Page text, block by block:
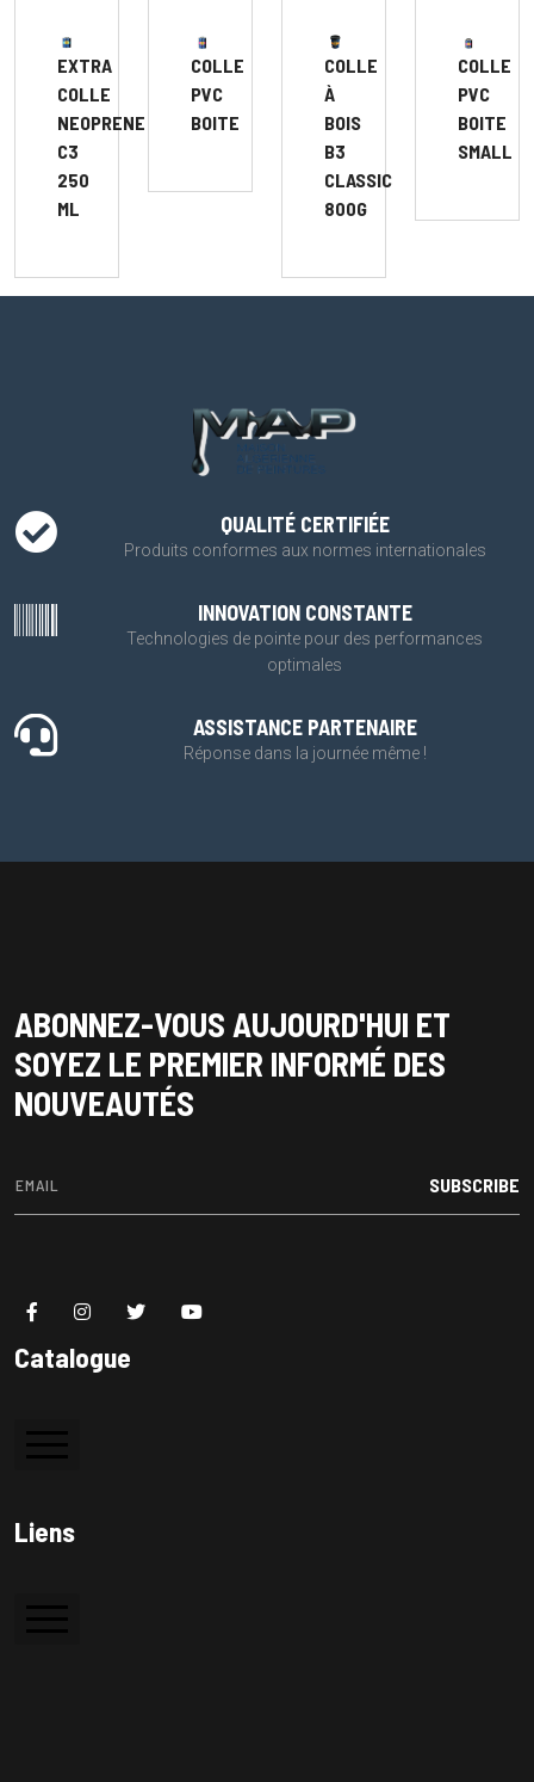
EXTRA
COLLE
NEOPRENE
C3
250
ML
COLLE
PVC
BOITE
COLLE
À
BOIS
B3
CLASSIC
800G
COLLE
PVC
BOITE
SMALL
QUALITÉ CERTIFIÉE
Produits conformes aux normes internationales
INNOVATION CONSTANTE
Technologies de pointe pour des performances
optimales
ASSISTANCE PARTENAIRE
Réponse dans la journée même !
ABONNEZ-VOUS AUJOURD'HUI ET
SOYEZ LE PREMIER INFORMÉ DES
NOUVEAUTÉS
SUBSCRIBE
Catalogue
Liens